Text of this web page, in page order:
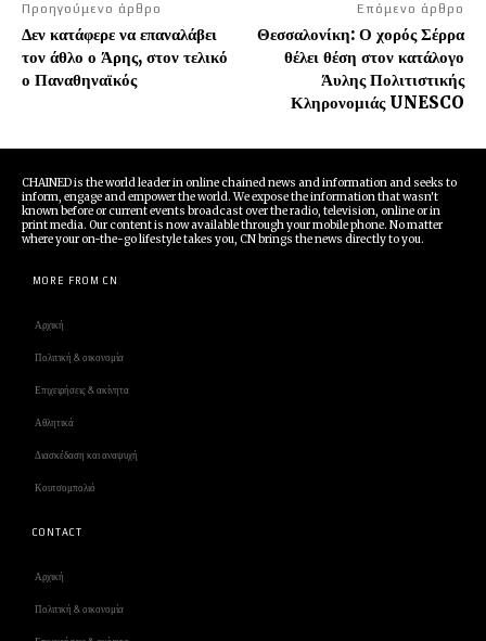
Προηγούμενο άρθρο
Δεν κατάφερε να επαναλάβει
τον άθλο ο Άρης, στον τελικό
ο Παναθηναϊκός
Επόμενο άρθρο
Θεσσαλονίκη: Ο χορός Σέρρα
θέλει θέση στον κατάλογο
Άυλης Πολιτιστικής
Κληρονομιάς UNESCO
CHAINED is the world leader in online chained news and information and seeks to
inform, engage and empower the world. We expose the information that wasn't
known before or current events broadcast over the radio, television, online or in
print media. Our content is now available through your mobile phone. No matter
where your on-the-go lifestyle takes you, CN brings the news directly to you.
MORE FROM CN
Αρχική
Πολιτική & οικονομία
Επιχειρήσεις & ακίνητα
Αθλητικά
Διασκέδαση και αναψυχή
Κουτσομπολιό
CONTACT
Αρχική
Πολιτική & οικονομία